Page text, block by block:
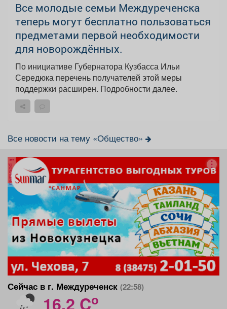
Все молодые семьи Междуреченска
теперь могут бесплатно пользоваться
предметами первой необходимости
для новорождённых.
По инициативе Губернатора Кузбасса Ильи
Середюка перечень получателей этой меры
поддержки расширен. Подробности далее.
Все новости на тему «Общество»
реклама
Сейчас в г. Междуреченск (22:58)
16.2 Co